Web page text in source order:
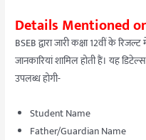
Details Mentioned
BSEB द्वारा जारी कक्षा 12वीं के
जानकारियां शामिल होती हैं। यह
उपलब्ध होगी-
Student Name
Father/Guardian Name